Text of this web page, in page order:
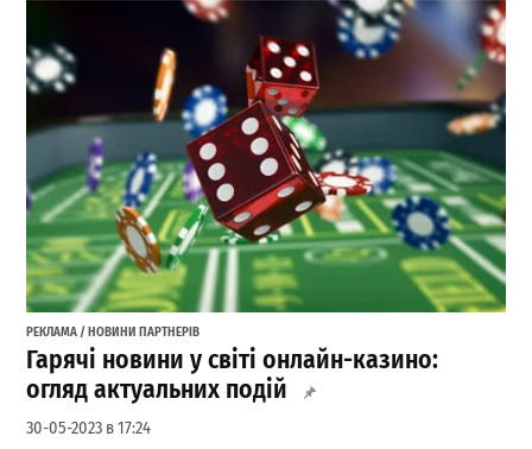
РЕКЛАМА / НОВИНИ ПАРТНЕРІВ
Гарячі новини у світі онлайн-казино:
огляд актуальних подій
30-05-2023 в 17:24